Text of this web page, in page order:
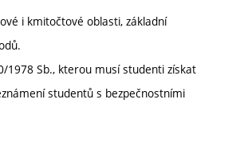
i kmitočtové oblasti, základní
1978 Sb., kterou musí studenti získat
studentů s bezpečnostními